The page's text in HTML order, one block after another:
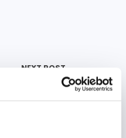
NEXT POST
Sidenor y AllRead
MLT colaborarán